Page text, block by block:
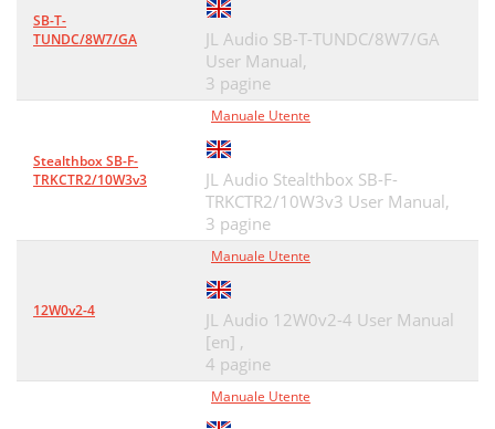
SB-T-
TUNDC/8W7/GA
JL Audio SB-T-TUNDC/8W7/GA
User Manual,
3 pagine
Stealthbox SB-F-
TRKCTR2/10W3v3
Manuale Utente
JL Audio Stealthbox SB-F-
TRKCTR2/10W3v3 User Manual,
3 pagine
12W0v2-4
Manuale Utente
JL Audio 12W0v2-4 User Manual
[en] ,
4 pagine
Manuale Utente